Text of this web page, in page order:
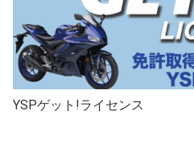
YSPゲット!ライセンス